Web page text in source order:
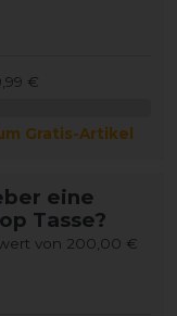
€
Gratis-Artikel
eine
Tasse?
von 200,00 €